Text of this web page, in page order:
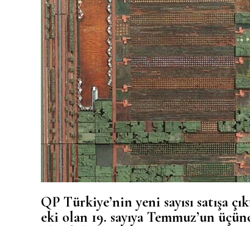
QP Türkiye’nin yeni sayısı satışa
eki olan 19. sayıya Temmuz’un